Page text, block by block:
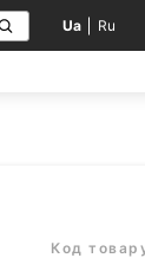
Ua Ru
Код